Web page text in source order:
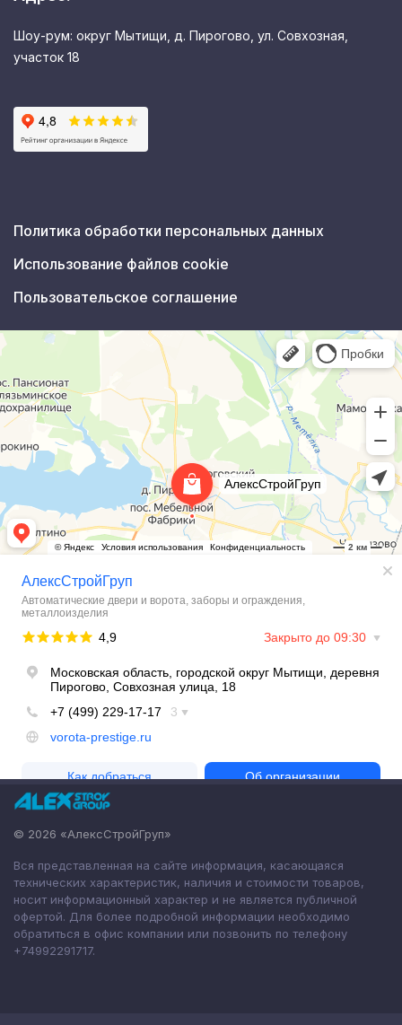
Шоу-рум: округ Мытищи, д. Пирогово, ул. Совхозная,
участок 18
Политика обработки персональных данных
Использование файлов cookie
Пользовательское соглашение
© 2026 «АлексСтройГруп»
Вся представленная на сайте информация, касающаяся
технических характеристик, наличия и стоимости товаров,
носит информационный характер и не является публичной
офертой. Для более подробной информации необходимо
обратиться в офис компании или позвонить по телефону
+74992291717.